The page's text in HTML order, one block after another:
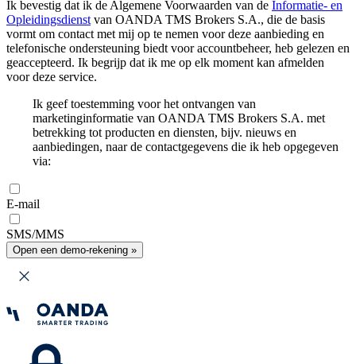
Ik bevestig dat ik de Algemene Voorwaarden van de Informatie- en
Opleidingsdienst van OANDA TMS Brokers S.A., die de basis
vormt om contact met mij op te nemen voor deze aanbieding en
telefonische ondersteuning biedt voor accountbeheer, heb gelezen en
geaccepteerd. Ik begrijp dat ik me op elk moment kan afmelden
voor deze service.
Ik geef toestemming voor het ontvangen van
marketinginformatie van OANDA TMS Brokers S.A. met
betrekking tot producten en diensten, bijv. nieuws en
aanbiedingen, naar de contactgegevens die ik heb opgegeven
via:
E-mail
SMS/MMS
Open een demo-rekening »